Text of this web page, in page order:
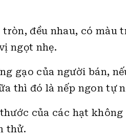
đều nhau, có màu
ngọt nhẹ.
gạo của người bán,
thì đó là nếp ngon tự
của các hạt
thử.